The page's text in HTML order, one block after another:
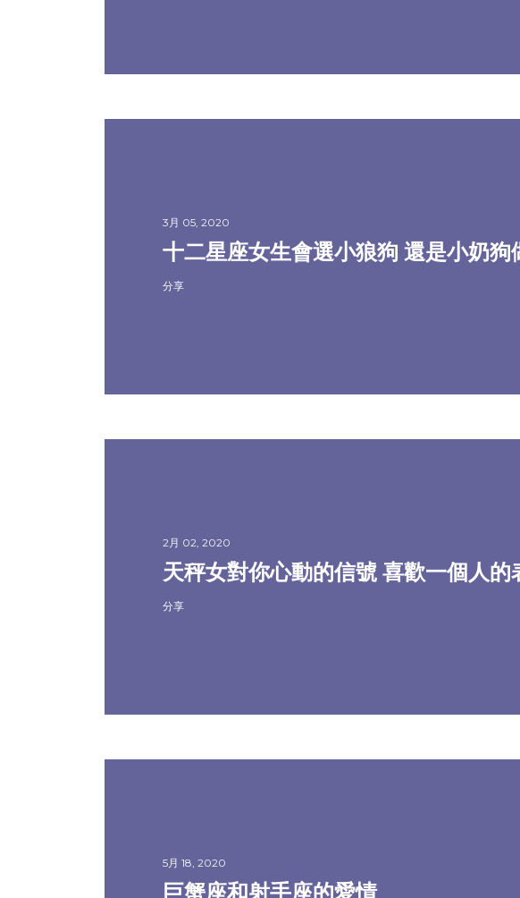
3月 05, 2020
十二星座女生會選小狼狗 還是小奶狗
分享
2月 02, 2020
天秤女對你心動的信號 喜歡一個人的
分享
5月 18, 2020
巨蟹座和射手座的愛情